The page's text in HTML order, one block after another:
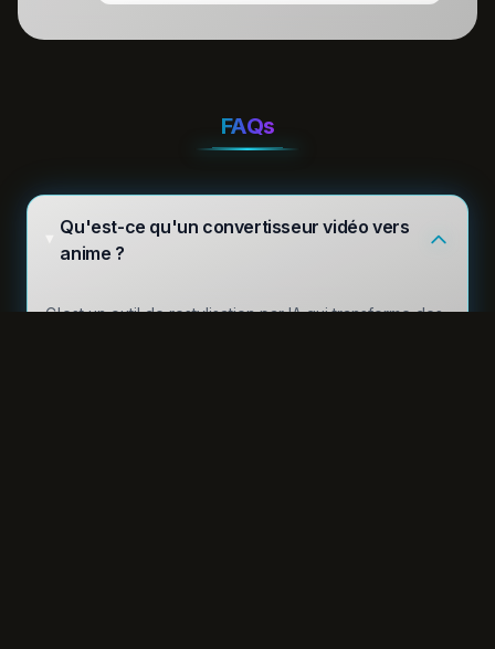
FAQs
Qu'est-ce qu'un convertisseur vidéo vers
anime ?
C'est un outil de restylisation par IA qui transforme des